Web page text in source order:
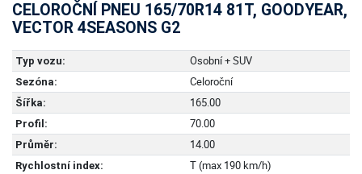
CELOROČNÍ PNEU 165/70R14 81T, GOODYEAR,
VECTOR 4SEASONS G2
Typ vozu: Osobní + SUV
Sezóna: Celoroční
Šířka: 165.00
Profil: 70.00
Průměr: 14.00
Rychlostní index: T (max 190 km/h)